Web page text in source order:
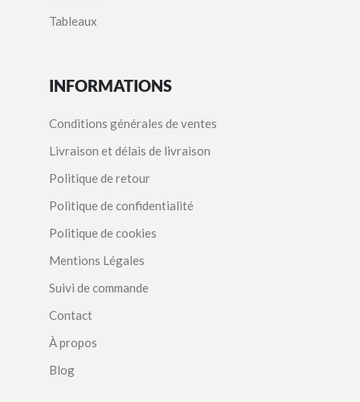
Tableaux
INFORMATIONS
Conditions générales de ventes
Livraison et délais de livraison
Politique de retour
Politique de confidentialité
Politique de cookies
Mentions Légales
Suivi de commande
Contact
À propos
Blog